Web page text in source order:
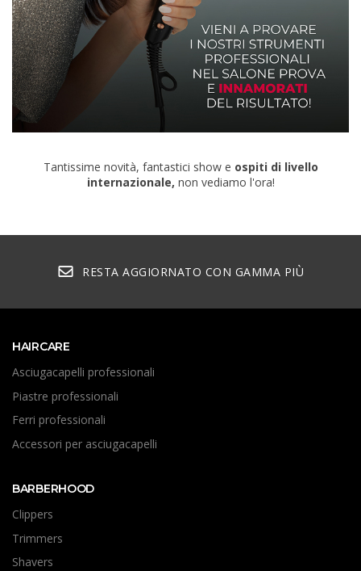
Tantissime novità, fantastici show e ospiti di livello
internazionale, non vediamo l'ora!
RESTA AGGIORNATO CON GAMMA PIÙ
HAIRCARE
Asciugacapelli professionali
Piastre professionali
Ferri professionali
Accessori per asciugacapelli
BARBERHOOD
Clippers
Trimmers
Shavers